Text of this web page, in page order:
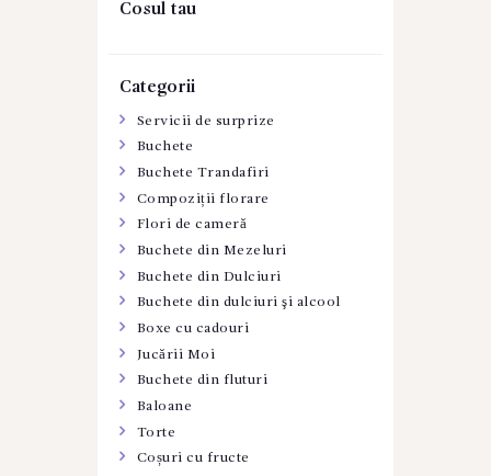
Cosul tau
Categorii
Servicii de surprize
Buchete
Buchete Trandafiri
Compoziții florare
Flori de cameră
Buchete din Mezeluri
Buchete din Dulciuri
Buchete din dulciuri şi alcool
Boxe cu cadouri
Jucării Moi
Buchete din fluturi
Baloane
Torte
Coșuri cu fructe